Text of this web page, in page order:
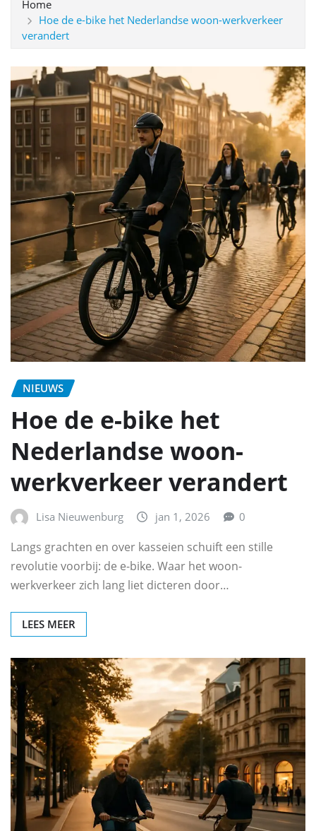
Home
Hoe de e-bike het Nederlandse woon-werkverkeer
verandert
NIEUWS
Hoe de e-bike het
Nederlandse woon-
werkverkeer verandert
Lisa Nieuwenburg jan 1, 2026 0
Langs grachten en over kasseien schuift een stille
revolutie voorbij: de e-bike. Waar het woon-
werkverkeer zich lang liet dicteren door…
LEES MEER